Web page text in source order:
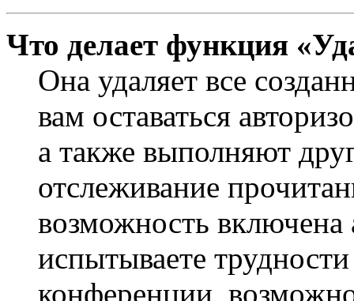
Что делает функция
Она удаляет все
вам оставаться
а также выполняют
отслеживание
возможность
испытываете
конференции,